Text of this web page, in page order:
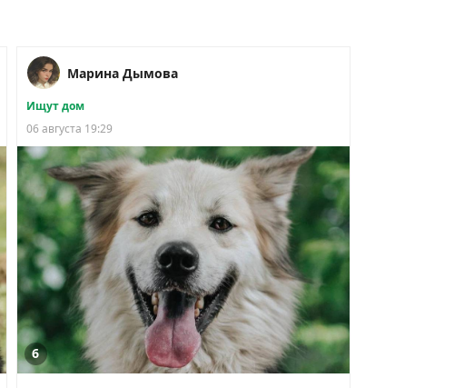
Марина Дымова
Ищут дом
06 августа 19:29
6